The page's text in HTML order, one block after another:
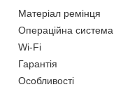
Матеріал ремінця
Операційна система
Wi-Fi
Гарантія
Особливості